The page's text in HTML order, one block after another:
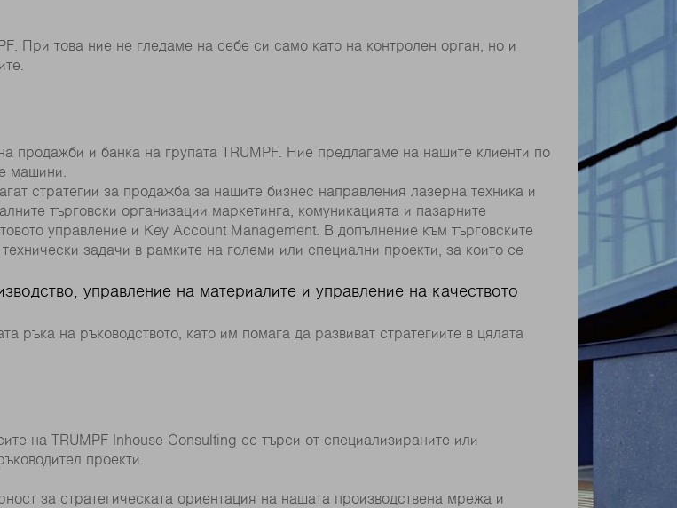
При това ние не гледаме на себе си само като на контролен орган, но и
продажби и банка на групата TRUMPF. Ние предлагаме на нашите клиенти по
машини.
стратегии за продажба за нашите бизнес направления лазерна техника и
търговски организации маркетинга, комуникацията и пазарните
управление и Key Account Management. В допълнение към търговските
задачи в рамките на големи или специални проекти, за които се
ръка на ръководството, като им помага да развиват стратегиите в цялата
на TRUMPF Inhouse Consulting се търси от специализираните или
проекти.
управление на материалите и управление на качеството
за стратегическата ориентация на нашата производствена мрежа и